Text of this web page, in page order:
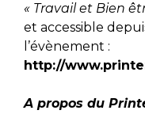
« Travail et Bien
et accessible
l’évènement :
http://
A propos du